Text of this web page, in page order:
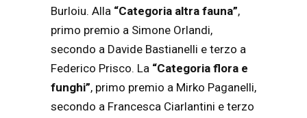
Burloiu. Alla “Categoria altra fauna”,
primo premio a Simone Orlandi,
secondo a Davide Bastianelli e terzo a
Federico Prisco. La “Categoria flora e
funghi”, primo premio a Mirko Paganelli,
secondo a Francesca Ciarlantini e terzo